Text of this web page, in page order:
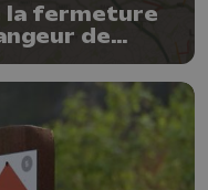
la fermeture
de